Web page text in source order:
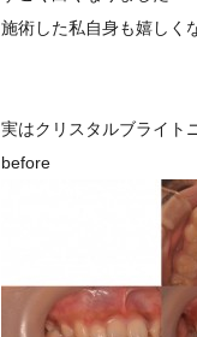
施術した私自身も嬉しく
実はクリスタルブライト